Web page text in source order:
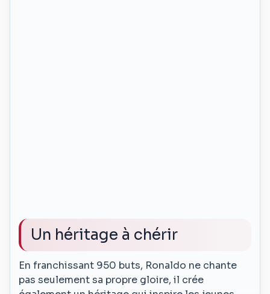
Un héritage à chérir
En franchissant 950 buts, Ronaldo ne chante
pas seulement sa propre gloire, il crée